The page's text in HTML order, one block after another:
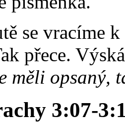
se vracíme
přece.
měli opsaný,
3:07-